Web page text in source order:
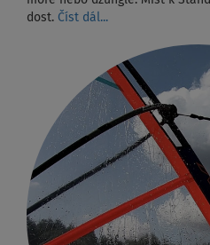
dost. Číst dál...